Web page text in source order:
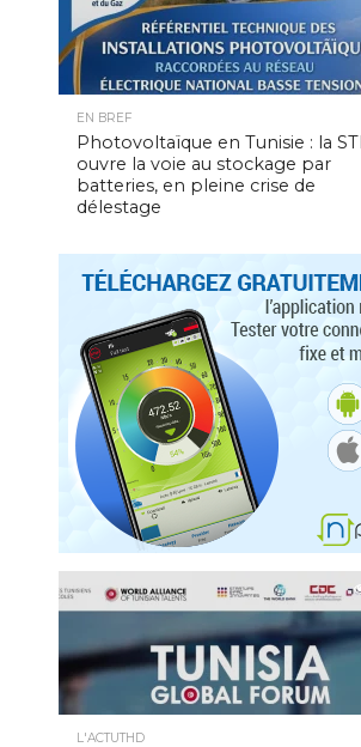
EN BREF
Photovoltaïque en Tunisie : la
ouvre la voie au stockage par
batteries, en pleine crise de
délestage
L'ACTUTHD